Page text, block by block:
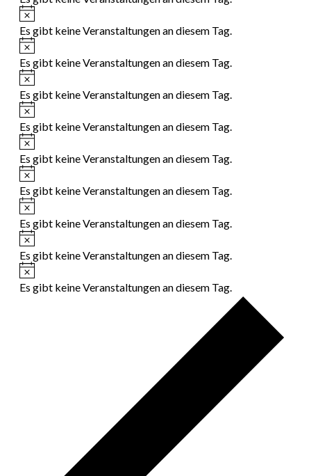
Hinweis
Es gibt keine Veranstaltungen an diesem Tag.
Hinweis
Es gibt keine Veranstaltungen an diesem Tag.
Hinweis
Es gibt keine Veranstaltungen an diesem Tag.
Hinweis
Es gibt keine Veranstaltungen an diesem Tag.
Hinweis
Es gibt keine Veranstaltungen an diesem Tag.
Hinweis
Es gibt keine Veranstaltungen an diesem Tag.
Hinweis
Es gibt keine Veranstaltungen an diesem Tag.
Hinweis
Es gibt keine Veranstaltungen an diesem Tag.
Hinweis
Es gibt keine Veranstaltungen an diesem Tag.